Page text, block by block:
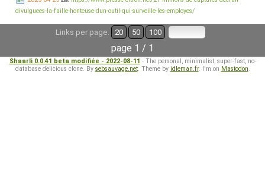
divulguees-la-faille-honteuse-dun-outil-qui-surveille-les-employes/
Links per page: 20 50 100
page 1 / 1
Shaarli 0.0.41 beta modifiée - 2022-08-11 - The personal, minimalist, super-fast, no-
database delicious clone. By sebsauvage.net. Theme by idleman.fr. I'm on Mastodon.